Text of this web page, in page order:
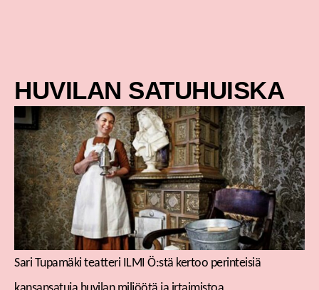
HUVILAN SATUHUISKA
Sari Tupamäki teatteri ILMI Ö:stä kertoo perinteisiä